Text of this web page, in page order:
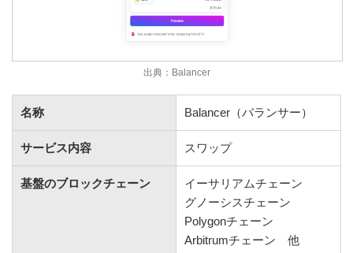
出典：Balancer
名称 Balancer（バランサー）
サービス内容 スワップ
基盤のブロックチェーン
イーサリアムチェーン
グノーシスチェーン
Polygonチェーン
Arbitrumチェーン 他